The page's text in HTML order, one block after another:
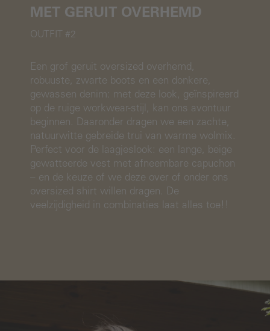
MET GERUIT OVERHEMD
OUTFIT #2
Een grof geruit oversized overhemd,
robuuste, zwarte boots en een donkere,
gewassen denim: met deze look, geïnspireerd
op de ruige workwear-stijl, kan ons avontuur
beginnen. Daaronder dragen we een zachte,
natuurwitte gebreide trui van warme wolmix.
Perfect voor de laagjeslook: een lange, beige
gewatteerde vest met afneembare capuchon
– en de keuze of we deze over of onder ons
oversized shirt willen dragen. De
veelzijdigheid in combinaties laat alles toe!!